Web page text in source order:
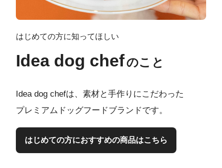
はじめての方に知ってほしい
Idea dog chefのこと
Idea dog chefは、素材と手作りにこだわった
プレミアムドッグフードブランドです。
はじめての方におすすめの商品はこちら